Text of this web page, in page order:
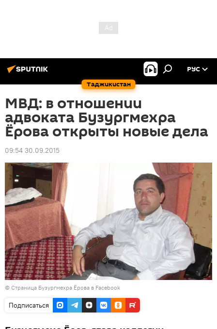
Таджикистан
РУС
МВД: в отношении
адвоката Бузургмехра
Ёрова открыты новые дела
09:54 30.09.2015
© Страница Бузургмехра Ёрова в Facebook
Подписаться